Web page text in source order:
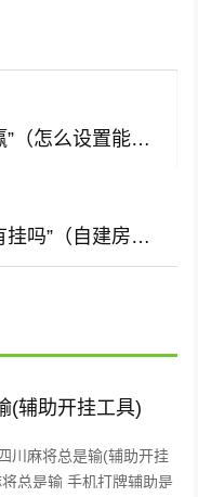
玩家必备“财神十三张新号稳赢”（怎么设置能有好牌)
一分钟揭秘“财神十三张究竟有挂吗”（自建房怎么拿好牌)
(辅助开挂工具)
川麻将总是输(辅助开挂
总是输 手机打牌辅助是